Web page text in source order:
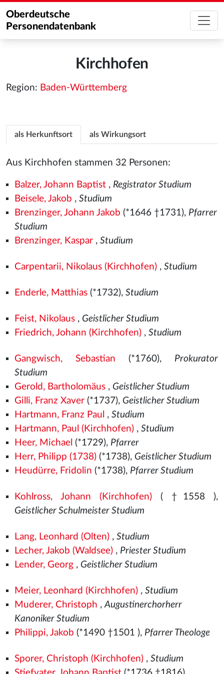
Oberdeutsche
Personendatenbank
Kirchhofen
Region: Baden-Württemberg
als Herkunftsort als Wirkungsort
Aus Kirchhofen stammen 32 Personen:
Balzer, Johann Baptist, Registrator Studium
Beisele, Jakob , Studium
Brenzinger, Johann Jakob (*1646 †1731), Pfarrer
Studium
Brenzinger, Kaspar, Studium
Carpentarii, Nikolaus (Kirchhofen), Studium
Enderle, Matthias(*1732), Studium
Feist, Nikolaus, Geistlicher Studium
Friedrich, Johann (Kirchhofen), Studium
Gangwisch, Sebastian (*1760), Prokurator
Studium
Gerold, Bartholomäus, Geistlicher Studium
Gilli, Franz Xaver(*1737), Geistlicher Studium
Hartmann, Franz Paul , Studium
Hartmann, Paul (Kirchhofen), Studium
Heer, Michael (*1729), Pfarrer
Herr, Philipp (1738)(*1738), Geistlicher Studium
Heudürre, Fridolin (*1738), Pfarrer Studium
Kohlross, Johann (Kirchhofen)( †1558 ),
Geistlicher Schulmeister Studium
Lang, Leonhard (Olten), Studium
Lecher, Jakob (Waldsee), Priester Studium
Lender, Georg, Geistlicher Studium
Meier, Leonhard (Kirchhofen), Studium
Muderer, Christoph ,Augustinerchorherr
Kanoniker Studium
Philippi, Jakob (*1490 †1501 ), Pfarrer Theologe
Sporer, Christoph (Kirchhofen), Studium